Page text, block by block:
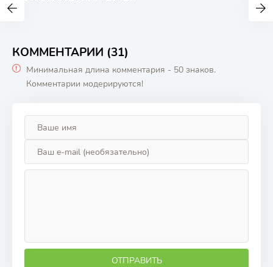
КОММЕНТАРИИ (31)
Минимальная длина комментария - 50 знаков.
Комментарии модерируются!
ОТПРАВИТЬ